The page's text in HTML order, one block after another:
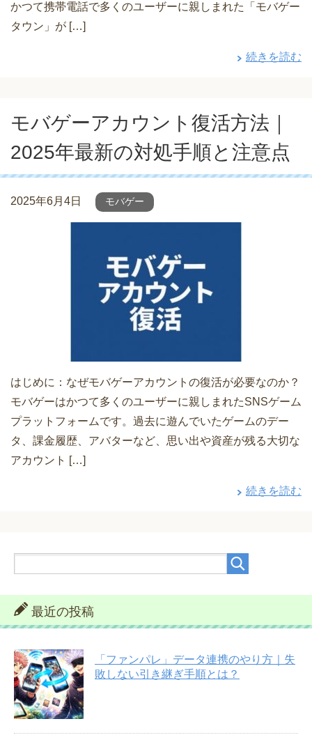
かつて携帯電話で多くのユーザーに親しまれた「モバゲー
タウン」が […]
続きを読む
モバゲーアカウント復活方法｜
2025年最新の対処手順と注意点
2025年6月4日 モバゲー
はじめに：なぜモバゲーアカウントの復活が必要なのか？
モバゲーはかつて多くのユーザーに親しまれたSNSゲーム
プラットフォームです。過去に遊んでいたゲームのデー
タ、課金履歴、アバターなど、思い出や資産が残る大切な
アカウント […]
続きを読む
最近の投稿
「ファンパレ」データ連携のやり方｜失
敗しない引き継ぎ手順とは？